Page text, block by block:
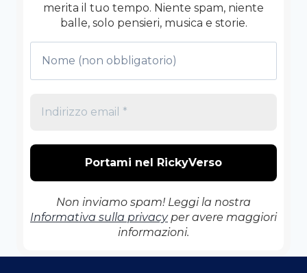
merita il tuo tempo. Niente spam, niente
balle, solo pensieri, musica e storie.
Non inviamo spam! Leggi la nostra
Informativa sulla privacyper avere maggiori
informazioni.